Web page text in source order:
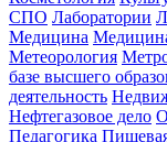
СПО Лаборатории
Медицина
Метеорология
базе высшего
деятельность
Нефтегазовое дело
Педагогика